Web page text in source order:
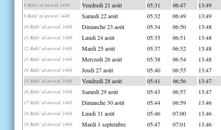
8 Rabi' al-awwal 1448 Vendredi 21 août 05:31 06:47 13:49
9 Rabi' al-awwal 1448 Samedi 22 août 05:32 06:49 13:49
10 Rabi' al-awwal 1448 Dimanche 23 août 05:34 06:50 13:48
11 Rabi' al-awwal 1448 Lundi 24 août 05:35 06:51 13:48
12 Rabi' al-awwal 1448 Mardi 25 août 05:37 06:52 13:48
13 Rabi' al-awwal 1448 Mercredi 26 août 05:38 06:54 13:48
14 Rabi' al-awwal 1448 Jeudi 27 août 05:40 06:55 13:47
15 Rabi' al-awwal 1448 Vendredi 28 août 05:41 06:56 13:47
16 Rabi' al-awwal 1448 Samedi 29 août 05:43 06:57 13:47
17 Rabi' al-awwal 1448 Dimanche 30 août 05:44 06:59 13:46
18 Rabi' al-awwal 1448 Lundi 31 août 05:46 07:00 13:46
19 Rabi' al-awwal 1448 Mardi 1 septembre 05:47 07:01 13:46